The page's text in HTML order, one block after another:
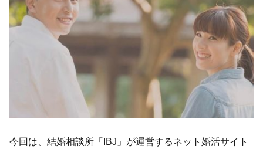
今回は、結婚相談所「IBJ」が運営するネット婚活サイト